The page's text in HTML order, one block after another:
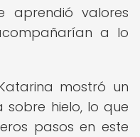
aprendió valores
a lo
mostró un
hielo, lo que
pasos en este